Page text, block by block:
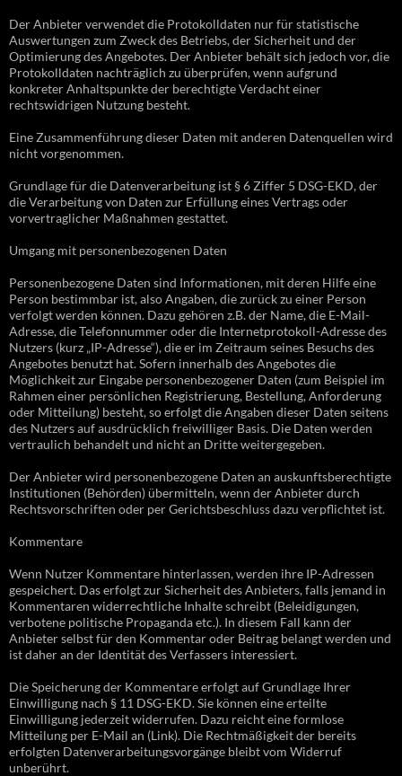
Der Anbieter verwendet die Protokolldaten nur für statistische
Auswertungen zum Zweck des Betriebs, der Sicherheit und der
Optimierung des Angebotes. Der Anbieter behält sich jedoch vor, die
Protokolldaten nachträglich zu überprüfen, wenn aufgrund
konkreter Anhaltspunkte der berechtigte Verdacht einer
rechtswidrigen Nutzung besteht.
Eine Zusammenführung dieser Daten mit anderen Datenquellen wird
nicht vorgenommen.
Grundlage für die Datenverarbeitung ist § 6 Ziffer 5 DSG-EKD, der
die Verarbeitung von Daten zur Erfüllung eines Vertrags oder
vorvertraglicher Maßnahmen gestattet.
Umgang mit personenbezogenen Daten
Personenbezogene Daten sind Informationen, mit deren Hilfe eine
Person bestimmbar ist, also Angaben, die zurück zu einer Person
verfolgt werden können. Dazu gehören z.B. der Name, die E-Mail-
Adresse, die Telefonnummer oder die Internetprotokoll-Adresse des
Nutzers (kurz „IP-Adresse“), die er im Zeitraum seines Besuchs des
Angebotes benutzt hat. Sofern innerhalb des Angebotes die
Möglichkeit zur Eingabe personenbezogener Daten (zum Beispiel im
Rahmen einer persönlichen Registrierung, Bestellung, Anforderung
oder Mitteilung) besteht, so erfolgt die Angaben dieser Daten seitens
des Nutzers auf ausdrücklich freiwilliger Basis. Die Daten werden
vertraulich behandelt und nicht an Dritte weitergegeben.
Der Anbieter wird personenbezogene Daten an auskunftsberechtigte
Institutionen (Behörden) übermitteln, wenn der Anbieter durch
Rechtsvorschriften oder per Gerichtsbeschluss dazu verpflichtet ist.
Kommentare
Wenn Nutzer Kommentare hinterlassen, werden ihre IP-Adressen
gespeichert. Das erfolgt zur Sicherheit des Anbieters, falls jemand in
Kommentaren widerrechtliche Inhalte schreibt (Beleidigungen,
verbotene politische Propaganda etc.). In diesem Fall kann der
Anbieter selbst für den Kommentar oder Beitrag belangt werden und
ist daher an der Identität des Verfassers interessiert.
Die Speicherung der Kommentare erfolgt auf Grundlage Ihrer
Einwilligung nach § 11 DSG-EKD. Sie können eine erteilte
Einwilligung jederzeit widerrufen. Dazu reicht eine formlose
Mitteilung per E-Mail an (Link). Die Rechtmäßigkeit der bereits
erfolgten Datenverarbeitungsvorgänge bleibt vom Widerruf
unberührt.